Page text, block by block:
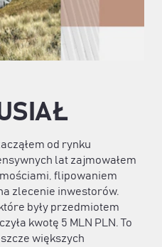
od rynku
lat zajmowałem
flipowaniem
zlecenie inwestorów.
były przedmiotem
kwotę 5 MLN PLN. To
większych